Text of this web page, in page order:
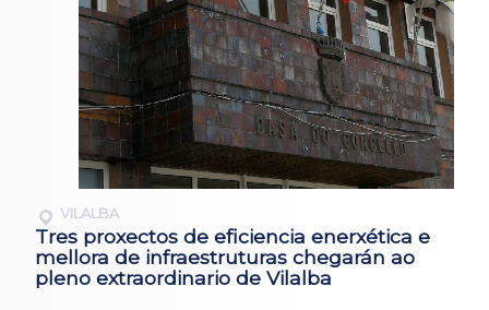
VILALBA
Tres proxectos de eficiencia enerxética e
mellora de infraestruturas chegarán ao
pleno extraordinario de Vilalba